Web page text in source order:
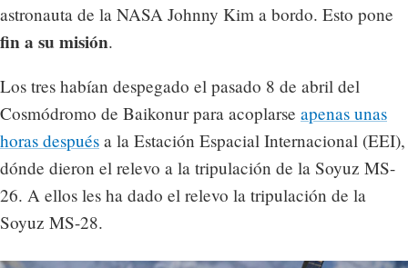
astronauta de la NASA Johnny Kim a bordo. Esto pone
fin a su misión.
Los tres habían despegado el pasado 8 de abril del
Cosmódromo de Baikonur para acoplarse apenas unas
horas después a la Estación Espacial Internacional (EEI),
dónde dieron el relevo a la tripulación de la Soyuz MS-
26. A ellos les ha dado el relevo la tripulación de la
Soyuz MS-28.